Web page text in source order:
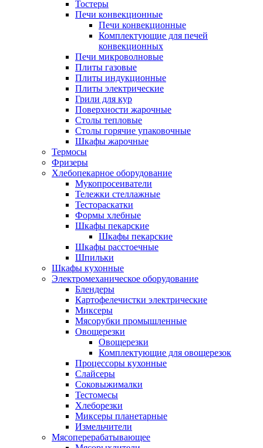
Тостеры
Печи конвекционные
Печи конвекционные
Комплектующие для печей
конвекционных
Печи микроволновые
Плиты газовые
Плиты индукционные
Плиты электрические
Грили для кур
Поверхности жарочные
Столы тепловые
Столы горячие упаковочные
Шкафы жарочные
Термосы
Фризеры
Хлебопекарное оборудование
Мукопросеиватели
Тележки стеллажные
Тестораскатки
Формы хлебные
Шкафы пекарские
Шкафы пекарские
Шкафы расстоечные
Шпильки
Шкафы кухонные
Электромеханическое оборудование
Блендеры
Картофелечистки электрические
Миксеры
Мясорубки промышленные
Овощерезки
Овощерезки
Комплектующие для овощерезок
Процессоры кухонные
Слайсеры
Соковыжималки
Тестомесы
Хлеборезки
Миксеры планетарные
Измельчители
Мясоперерабатывающее